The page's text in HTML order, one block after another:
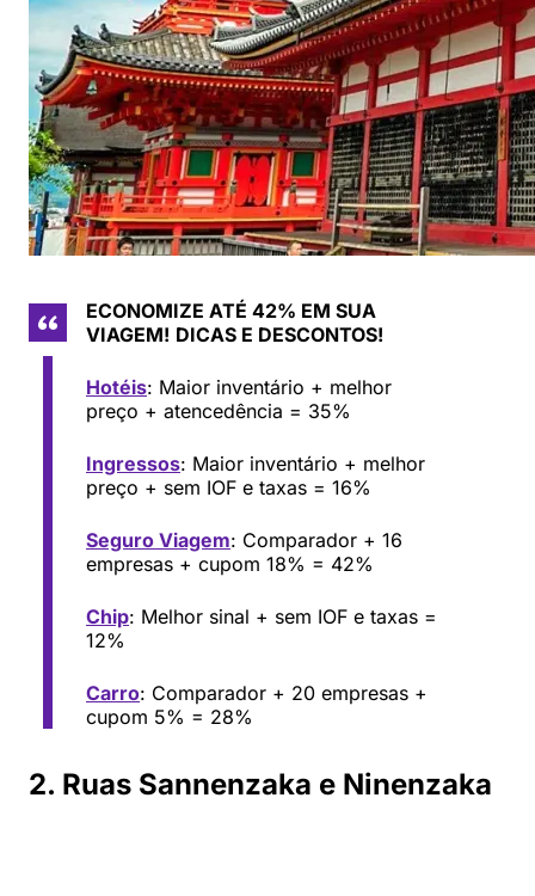
ECONOMIZE ATÉ 42% EM SUA
VIAGEM! DICAS E DESCONTOS!
Hotéis: Maior inventário + melhor
preço + atencedência = 35%
Ingressos: Maior inventário + melhor
preço + sem IOF e taxas = 16%
Seguro Viagem: Comparador + 16
empresas + cupom 18% = 42%
Chip: Melhor sinal + sem IOF e taxas =
12%
Carro: Comparador + 20 empresas +
cupom 5% = 28%
2. Ruas Sannenzaka e Ninenzaka